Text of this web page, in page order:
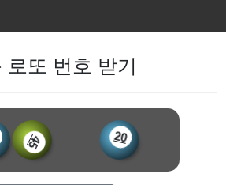
로또 번호 받기
45